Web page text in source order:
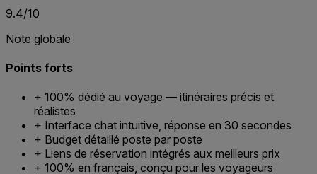
9.4/10
Note globale
Points forts
+ 100% dédié au voyage — itinéraires précis et
réalistes
+ Interface chat intuitive, réponse en 30 secondes
+ Budget détaillé poste par poste
+ Liens de réservation intégrés aux meilleurs prix
+ 100% en français, conçu pour les voyageurs